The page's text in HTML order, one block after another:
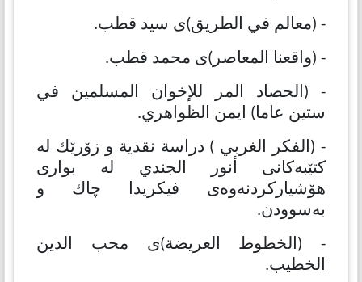
- (معالم في الطریق)ی سید قطب.
- (واقعنا المعاصر)ی محمد قطب.
- (الحصاد المر للإخوان المسلمین في
ستین عاما) ایمن الظواهري.
- (الفكر الغربي ) دراسة نقدیة و زۆرێك لە
كتێبەكانی أنور الجندي لە بواری
هۆشیاركردنەوەی فیكریدا چاك و
بەسوودن.
- (الخطوط العریضة)ی محب الدین
الخطیب.